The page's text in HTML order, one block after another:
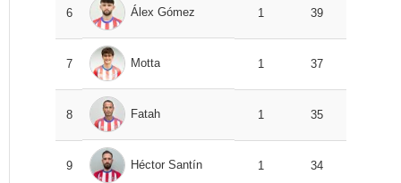
6 Álex Gómez 1 39
7 Motta 1 37
8 Fatah 1 35
9 Héctor Santín 1 34